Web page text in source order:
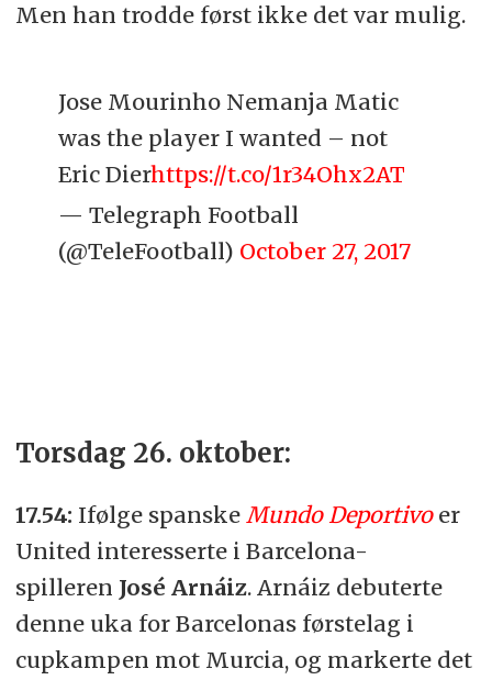
Men han trodde først ikke det var mulig.
Jose Mourinho Nemanja Matic
was the player I wanted – not
Eric Dierhttps://t.co/1r34Ohx2AT
— Telegraph Football
(@TeleFootball) October 27, 2017
Torsdag 26. oktober:
17.54: Ifølge spanske Mundo Deportivoer
United interesserte i Barcelona-
spilleren José Arnáiz. Arnáiz debuterte
denne uka for Barcelonas førstelag i
cupkampen mot Murcia, og markerte det